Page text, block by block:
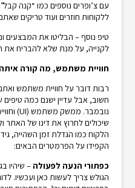
ללקוחות חוזרים ועוד טריקים
טיפ נוסף – הבליטו את המבצעים
לקנייה, על מנת שלא להבריח את
חוויית משתמש, מה קורה
רבות דובר על חוויית משתמש
חשוב, אבל עדיין ישנם כמה טיפים
שיכולים לחרוץ את דינו של האתר
הלקוח כמו הגדלת זמן השהייה,
הקפידו על הפרמטרים הבאים:
כפתורי הנעה לפעולה – שיהיו
הגולש צריך לעשות כאן ועכשיו.